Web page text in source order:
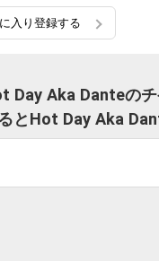
入り登録する
Day Aka Danteのチ
とHot Day Aka